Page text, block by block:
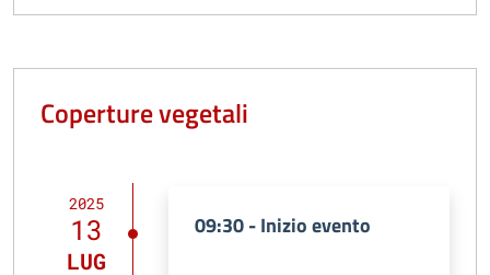
Coperture vegetali
2025
13
LUG
09:30 - Inizio evento